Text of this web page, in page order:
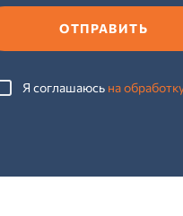
ОТПРАВИТЬ
Я соглашаюсь на